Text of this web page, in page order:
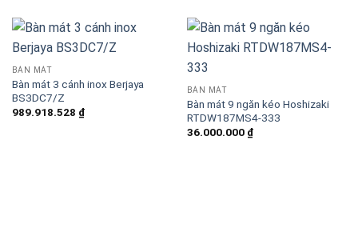
BÀN MÁT
Bàn mát 3 cánh inox Berjaya
BS3DC7/Z
989.918.528 ₫
BÀN MÁT
Bàn mát 9 ngăn kéo Hoshizaki
RTDW187MS4-333
36.000.000 ₫